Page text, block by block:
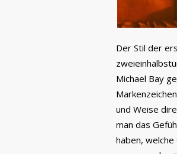
Der Stil der
Michael Bay
und Weise
man das
haben,